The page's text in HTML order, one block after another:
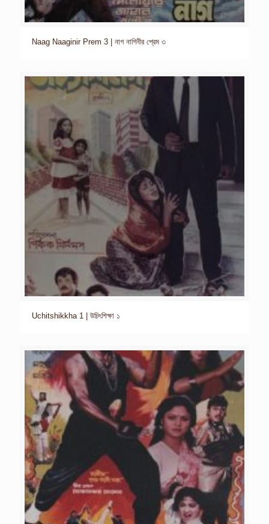
Naag Naaginir Prem 3 | নাগ নাগিনীর প্রেম ৩
Uchitshikkha 1 | উচিৎশিক্ষা ১